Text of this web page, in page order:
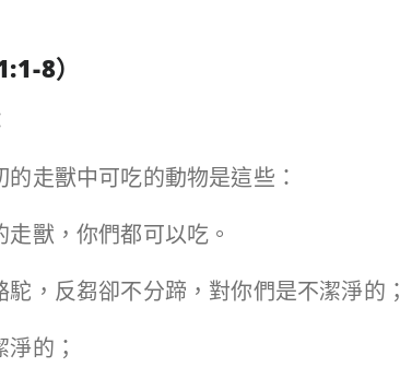
8）
走獸中可吃的動物是這些：
獸，你們都可以吃。
，反芻卻不分蹄，對你們是不潔淨的；
的；